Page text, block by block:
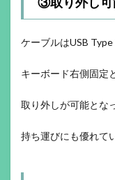
ケーブルはUSB
キーボード右側固定
取り外しが可能とな
持ち運びにも優れて